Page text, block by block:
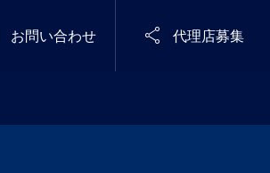
お問い合わせ  代理店募集